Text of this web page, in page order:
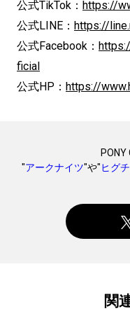
公式TikTok： https://
公式LINE： https://
公式Facebook：
ficial
公式HP： https://
"アークナイツ"や"ヒグ
関